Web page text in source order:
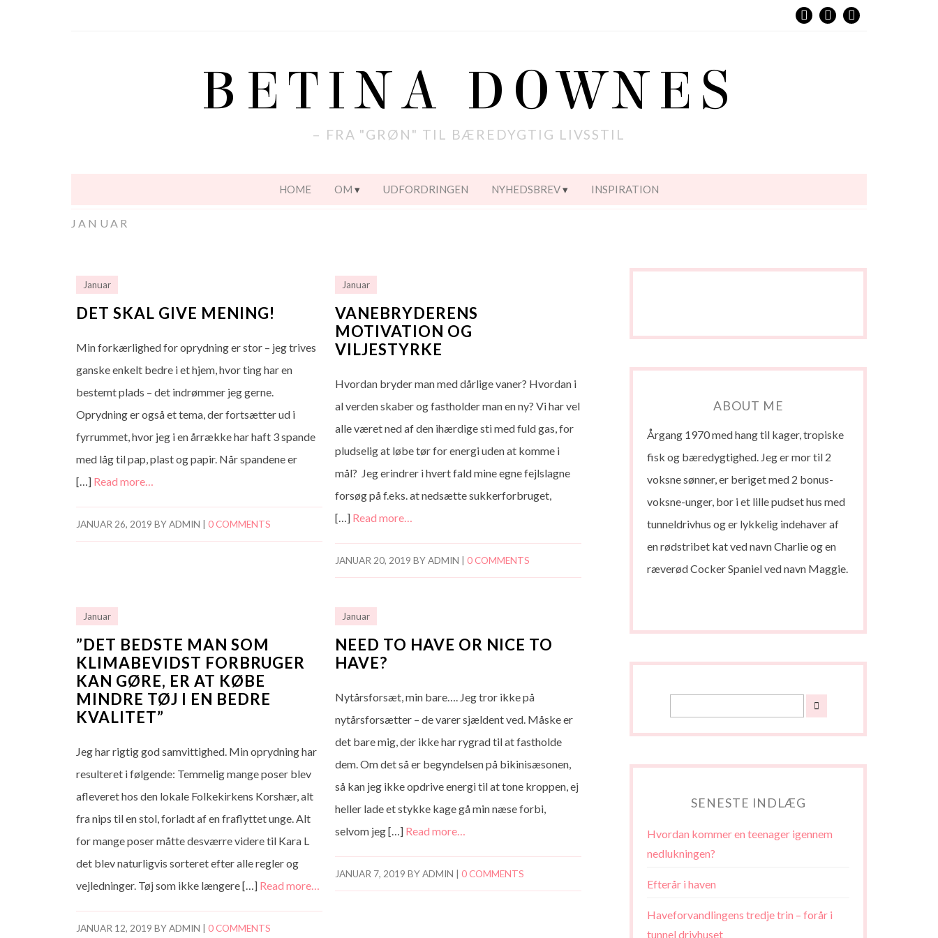
BETINA DOWNES
– FRA "GRØN" TIL BÆREDYGTIG LIVSSTIL
HOME OM UDFORDRINGEN NYHEDSBREV INSPIRATION
JANUAR
Januar
DET SKAL GIVE MENING!
Min forkærlighed for oprydning er stor – jeg trives
ganske enkelt bedre i et hjem, hvor ting har en
bestemt plads – det indrømmer jeg gerne.
Oprydning er også et tema, der fortsætter ud i
fyrrummet, hvor jeg i en årrække har haft 3 spande
med låg til pap, plast og papir. Når spandene er
[…] Read more…
JANUAR 26, 2019 BYADMIN |0 COMMENTS
Januar
VANEBRYDERENS
MOTIVATION OG
VILJESTYRKE
Hvordan bryder man med dårlige vaner? Hvordan i
al verden skaber og fastholder man en ny? Vi har vel
alle været ned af den ihærdige sti med fuld gas, for
pludselig at løbe tør for energi uden at komme i
mål? Jeg erindrer i hvert fald mine egne fejlslagne
forsøg på f.eks. at nedsætte sukkerforbruget,
[…] Read more…
JANUAR 20, 2019 BYADMIN 0 COMMENTS
Januar
”DET BEDSTE MAN SOM
KLIMABEVIDST FORBRUGER
KAN GØRE, ER AT KØBE
MINDRE TØJ I EN BEDRE
KVALITET”
Jeg har rigtig god samvittighed. Min oprydning har
resulteret i følgende: Temmelig mange poser blev
afleveret hos den lokale Folkekirkens Korshær, alt
fra nips til en stol, forladt af en fraflyttet unge. Alt
for mange poser måtte desværre videre til Kara L
det blev naturligvis sorteret efter alle regler og
vejledninger. Tøj som ikke længere […] Read more…
JANUAR 12, 2019 BYADMIN |0 COMMENTS
Januar
NEED TO HAVE OR NICE TO
HAVE?
Nytårsforsæt, min bare…. Jeg tror ikke på
nytårsforsætter – de varer sjældent ved. Måske er
det bare mig, der ikke har rygrad til at fastholde
dem. Om det så er begyndelsen på bikinisæsonen,
så kan jeg ikke opdrive energi til at tone kroppen, ej
heller lade et stykke kage gå min næse forbi,
selvom jeg […] Read more…
JANUAR 7, 2019 BYADMIN 0 COMMENTS
ABOUT ME
Årgang 1970 med hang til kager, tropiske
fisk og bæredygtighed. Jeg er mor til 2
voksne sønner, er beriget med 2 bonus-
voksne-unger, bor i et lille pudset hus med
tunneldrivhus og er lykkelig indehaver af
en rødstribet kat ved navn Charlie og en
ræverød Cocker Spaniel ved navn Maggie.
SENESTE INDLÆG
Hvordan kommer en teenager igennem
nedlukningen?
Efterår i haven
Haveforvandlingens tredje trin – forår i
tunnel drivhuset